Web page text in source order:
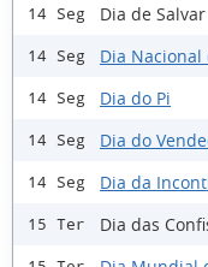
14 Seg Dia de
14 Seg Dia Nacional
14 Seg Dia do Pi
14 Seg Dia do
14 Seg Dia da
15 Ter Dia das